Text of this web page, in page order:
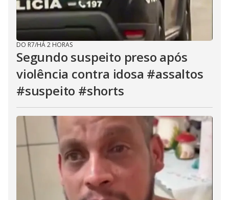
DO R7/HÁ 2 HORAS
Segundo suspeito preso após
violência contra idosa #assaltos
#suspeito #shorts